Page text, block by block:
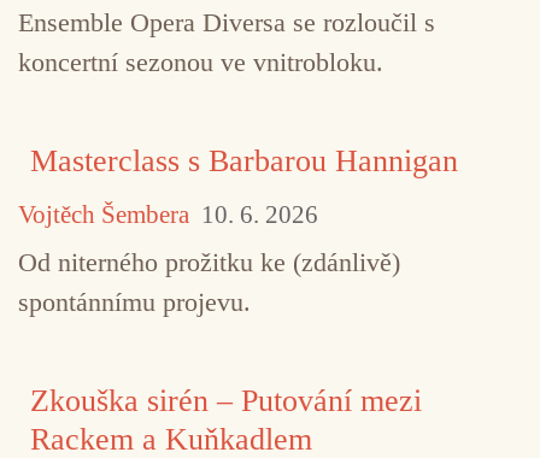
Ensemble Opera Diversa se rozloučil s
koncertní sezonou ve vnitrobloku.
Masterclass s Barbarou Hannigan
Vojtěch Šembera 10. 6. 2026
Od niterného prožitku ke (zdánlivě)
spontánnímu projevu.
Zkouška sirén – Putování mezi
Rackem a Kuňkadlem